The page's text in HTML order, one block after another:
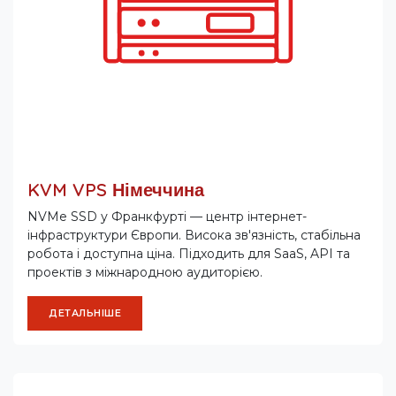
KVM VPS Німеччина
NVMe SSD у Франкфурті — центр інтернет-
інфраструктури Європи. Висока зв'язність, стабільна
робота і доступна ціна. Підходить для SaaS, API та
проектів з міжнародною аудиторією.
ДЕТАЛЬНІШЕ